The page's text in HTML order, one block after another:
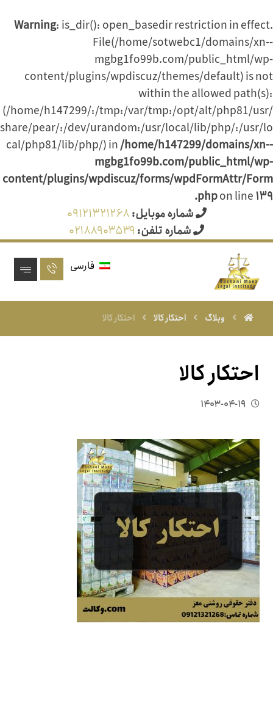
Warning: is_dir(): open_basedir restriction in effect.
File(/home/sotwebc1/domains/xn--
mgbg1fo99b.com/public_html/wp-
content/plugins/wpdiscuz/themes/default) is not
within the allowed path(s):
(/home/h147299/:/tmp:/var/tmp:/opt/alt/php81/usr/
share/pear/:/dev/urandom:/usr/local/lib/php/:/usr/lo
cal/php81/lib/php/) in/home/h147299/domains/xn--
mgbg1fo99b.com/public_html/wp-
content/plugins/wpdiscuz/forms/wpdFormAttr/Form
.phpon line۱۳۹
شماره موبایل:۰۹۱۲۱۳۲۱۲۶۸
شماره تلفن:۰۲۱۸۸۹۰۳۵۳۹
فارسی
وبلاگ احتکار کالا احتکار کالا
احتکار کالا
۱۴۰۳-۰۴-۱۹